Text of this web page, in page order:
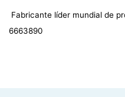
Fabricante líder mundial de
6663890